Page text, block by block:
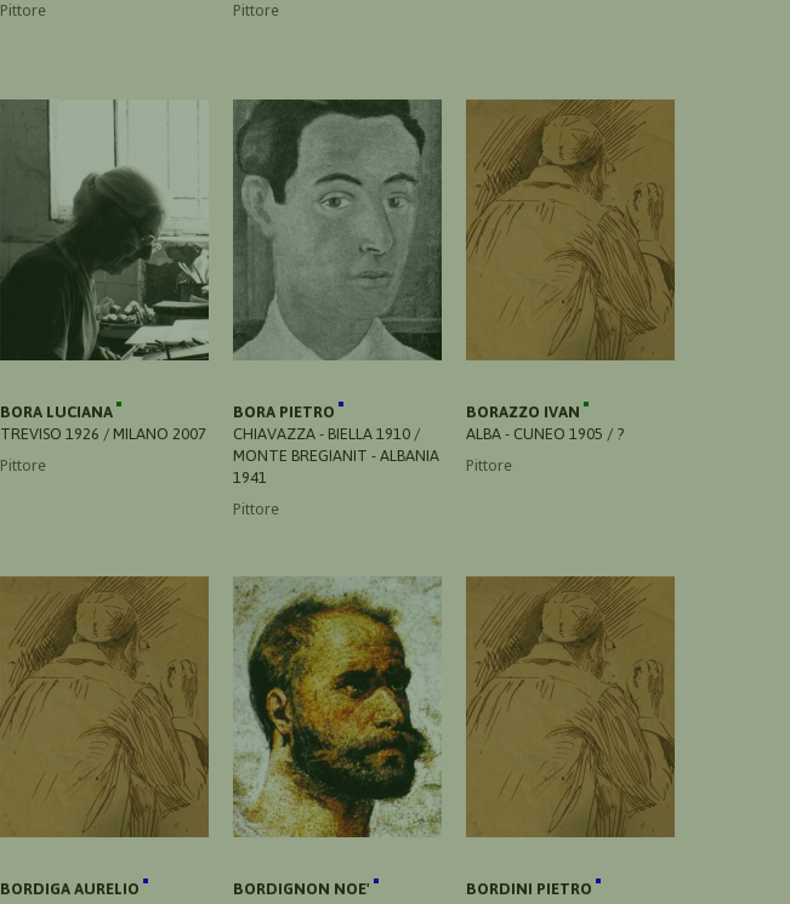
Pittore
Pittore
BORA LUCIANA
TREVISO 1926 / MILANO 2007
Pittore
BORA PIETRO
CHIAVAZZA - BIELLA 1910 /
MONTE BREGIANIT - ALBANIA
1941
Pittore
BORAZZO IVAN
ALBA - CUNEO 1905 / ?
Pittore
BORDIGA AURELIO
BORDIGNON NOE'
BORDINI PIETRO